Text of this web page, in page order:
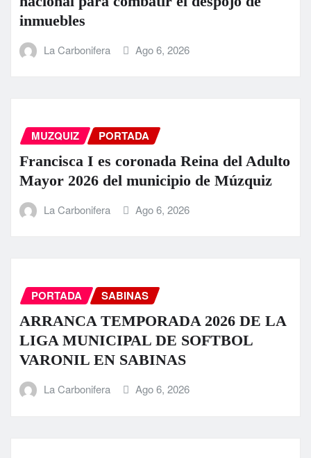
inmuebles
La Carbonifera Ago 6, 2026
MUZQUIZ PORTADA
Francisca I es coronada Reina del Adulto
Mayor 2026 del municipio de Múzquiz
La Carbonifera Ago 6, 2026
PORTADA SABINAS
ARRANCA TEMPORADA 2026 DE LA
LIGA MUNICIPAL DE SOFTBOL
VARONIL EN SABINAS
La Carbonifera Ago 6, 2026